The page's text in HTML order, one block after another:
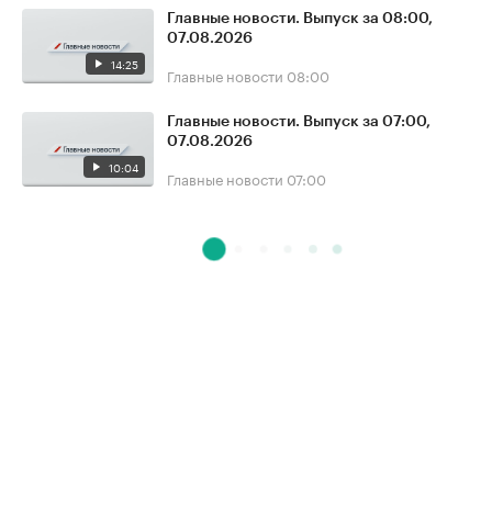
14:25
Главные новости. Выпуск за 08:00,
07.08.2026
Главные новости 08:00
10:04
Главные новости. Выпуск за 07:00,
07.08.2026
Главные новости 07:00